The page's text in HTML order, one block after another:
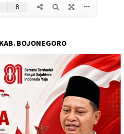
BOJONEGORO